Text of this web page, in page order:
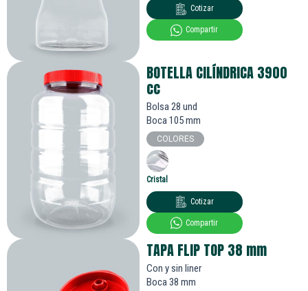
Cotizar
Compartir
BOTELLA CILÍNDRICA 3900
cc
Bolsa 28 und
Boca 105 mm
COLORES
Cristal
Cotizar
Compartir
TAPA FLIP TOP 38 mm
Con y sin liner
Boca 38 mm